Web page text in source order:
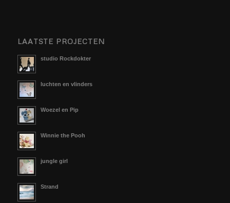
LAATSTE PROJECTEN
studio Rockdokter
luchten en vlinders
Woezel en Pip
Winnie the Pooh
jungle girl
Strand